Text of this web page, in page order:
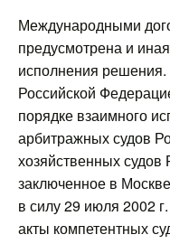
Международными
предусмотрена и
исполнения
Российской
порядке взаимного
арбитражных судов
хозяйственных судов
заключенное в
в силу 29 июля 2002
акты компетентных